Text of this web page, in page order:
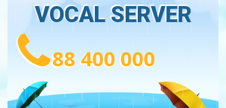
VOCAL SERVER
88 400 000